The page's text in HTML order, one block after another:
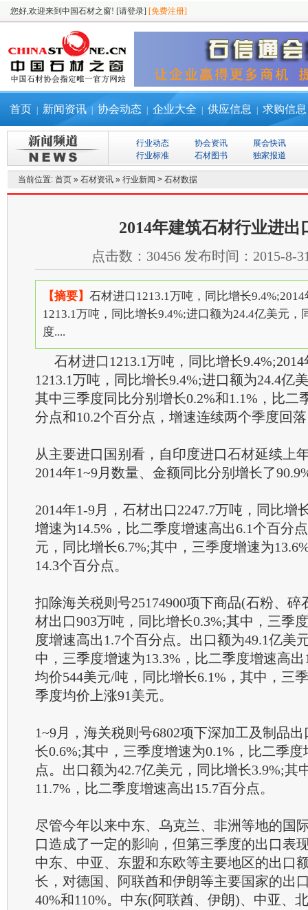
您好,欢迎来到中国石材之窗! [请登录] [免费注册]
首页 新闻资讯 协会动态 企业大全 供应信息 求购信息
行业动态 协会资讯
展会快讯
行业标准
石材图书 独家报道
当前位置: 首页 » 石材资讯 » 行业新闻 > 石材数据
2014年建筑石材行业进出
点击数： 30456 发布时间： 2015-8-
【摘要】 石材进口1213.1万吨，同比增长
1213.1万吨，同比增长9.4%;进口额为24.4亿美元，
度....
石材进口1213.1万吨，同比增长
1213.1万吨，同比增长9.4%;进口额为24.4亿
其中三季度同比分别增长0.2%和1.1%，比二
分点和10.2个百分点，增速连续两个季度回
从主要进口国别看，自印度进口石材延续上
2014年1~9月数量、金额同比分别增长了
2014年1-9月，石材出口2247.7万吨，同比增
增速为14.5%，比二季度增速高出6.1个百分
元，同比增长6.7%;其中，三季度增速为
14.3个百分点。
扣除海关税则号25174900项下商品(石粉、碎
材出口903万吨，同比增长0.3%;其中，三季
度增速高出1.7个百分点。出口额为49.1亿美
中，三季度增速为13.3%，比二季度增速高
均价544美元/吨，同比增长6.1%，其中，三
季度均价上涨91美元。
1~9月，海关税则号6802项下深加工及制品
长0.6%;其中，三季度增速为0.1%，比二季
点。出口额为42.7亿美元，同比增长3.9%;其
11.7%，比二季度增速高出15.7百分点。
尽管今年以来中东、乌克兰、非洲等地的国
口造成了一定的影响，但第三季度的出口表
中东、中亚、东盟和东欧等主要地区的出口
长，对德国、阿联酋和伊朗等主要国家的出
40%和110%。中东(阿联酋、伊朗)、中亚、